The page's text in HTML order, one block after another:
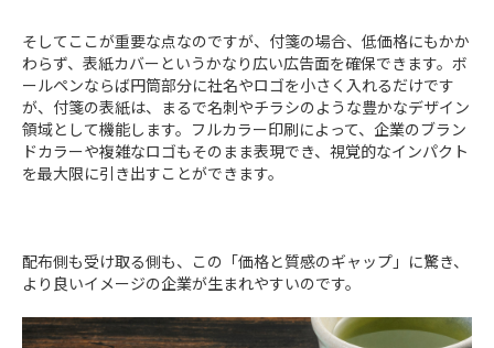
そしてここが重要な点なのですが、付箋の場合、低価格にもかか
わらず、表紙カバーというかなり広い広告面を確保できます。ボ
ールペンならば円筒部分に社名やロゴを小さく入れるだけです
が、付箋の表紙は、まるで名刺やチラシのような豊かなデザイン
領域として機能します。フルカラー印刷によって、企業のブラン
ドカラーや複雑なロゴもそのまま表現でき、視覚的なインパクト
を最大限に引き出すことができます。
配布側も受け取る側も、この「価格と質感のギャップ」に驚き、
より良いイメージの企業が生まれやすいのです。